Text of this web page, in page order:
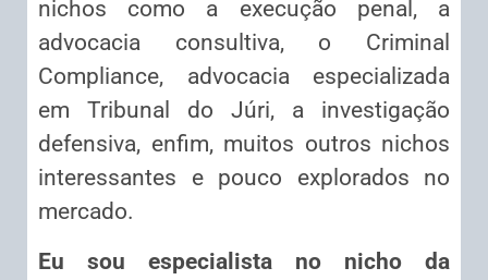
nichos como a execução penal, a
advocacia consultiva, o Criminal
Compliance, advocacia especializada
em Tribunal do Júri, a investigação
defensiva, enfim, muitos outros nichos
interessantes e pouco explorados no
mercado.
Eu sou especialista no nicho da